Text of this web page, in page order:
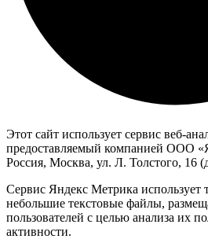
Этот сайт использует сервис веб-
предоставляемый компанией ООО
Россия, Москва, ул. Л. Толстого, 16
Сервис Яндекс Метрика
небольшие текстовые файлы,
пользователей с целью анализа их
активности.